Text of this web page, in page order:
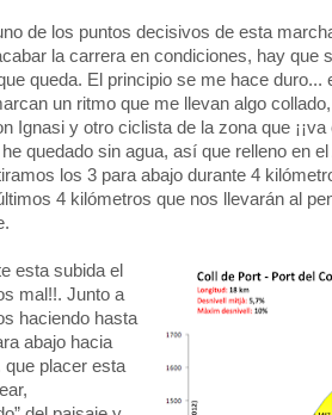
de los puntos decisivos de esta
la carrera en condiciones, hay que
queda. El principio se me hace duro...
un ritmo que me llevan algo
Ignasi y otro ciclista de la zona que
quedado sin agua, así que relleno en
los 3 para abajo durante 4
4 kilómetros que nos llevarán al
esta subida el
mal!!. Junto a
haciendo hasta
abajo hacia
que placer esta